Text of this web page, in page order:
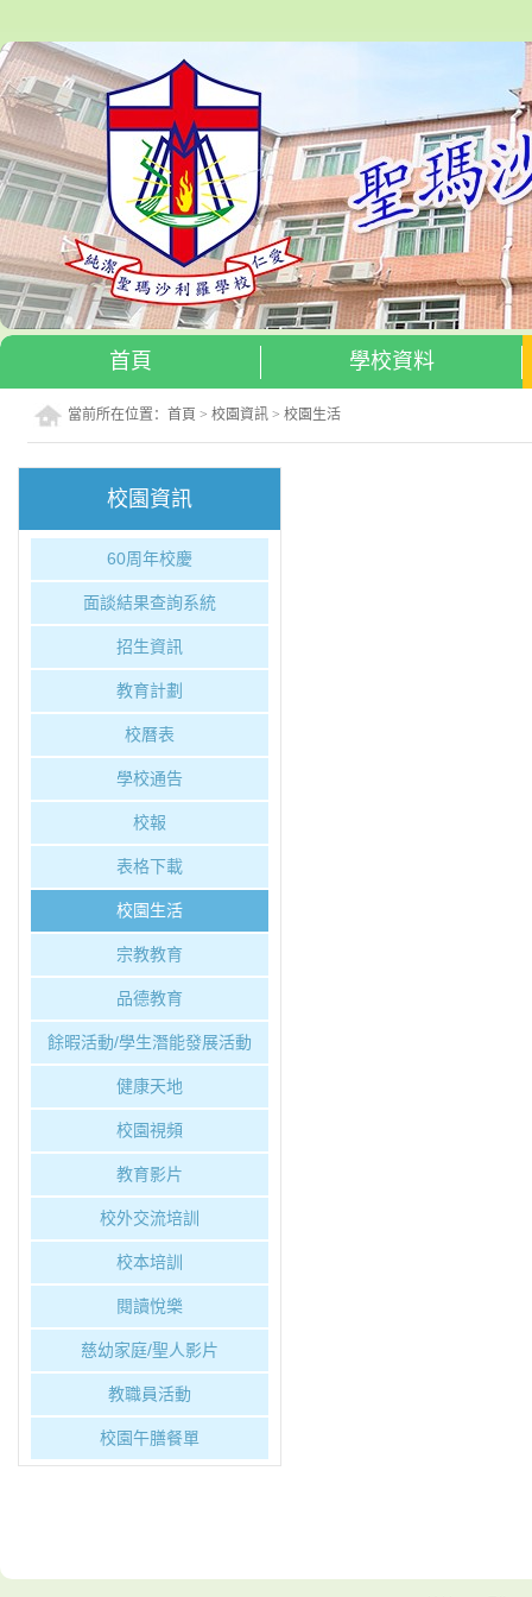
首頁 學校資料
當前所在位置：首頁 >校園資訊 >校園生活
校園資訊
60周年校慶
面談結果查詢系統
招生資訊
教育計劃
校曆表
學校通告
校報
表格下載
校園生活
宗教教育
品德教育
餘暇活動/學生潛能發展活動
健康天地
校園視頻
教育影片
校外交流培訓
校本培訓
閱讀悅樂
慈幼家庭/聖人影片
教職員活動
校園午膳餐單